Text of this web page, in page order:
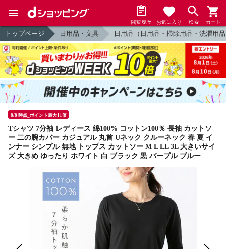
閲覧履歴 お気に入り 検索 カート
トップページ 日用品・文具 日用品（日用品・掃除用品・洗濯用
8/8 時点_ポイント最大11倍
Tシャツ 7分袖 レディース 綿100% コットン100％ 長袖 カットソ
ー 二の腕カバー カジュアル 丸首 Uネック クルーネック 春 夏 イ
ンナー シンプル 無地 トップス カットソー M L LL 3L 大きいサイ
ズ 大きめ ゆったり ホワイト 白 ブラック 黒 パープル ブルー